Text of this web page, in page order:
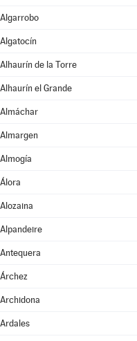
Algarrobo
Algatocín
Alhaurín de la Torre
Alhaurín el Grande
Almáchar
Almargen
Almogía
Álora
Alozaina
Alpandeire
Antequera
Árchez
Archidona
Ardales